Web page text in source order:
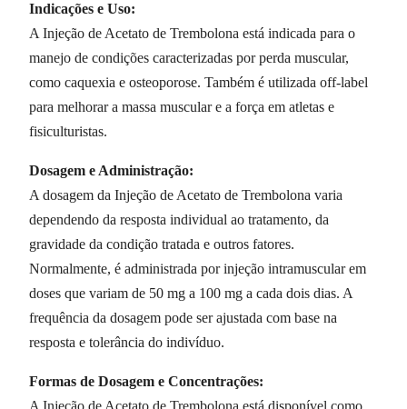
Indicações e Uso:
A Injeção de Acetato de Trembolona está indicada para o
manejo de condições caracterizadas por perda muscular,
como caquexia e osteoporose. Também é utilizada off-label
para melhorar a massa muscular e a força em atletas e
fisiculturistas.
Dosagem e Administração:
A dosagem da Injeção de Acetato de Trembolona varia
dependendo da resposta individual ao tratamento, da
gravidade da condição tratada e outros fatores.
Normalmente, é administrada por injeção intramuscular em
doses que variam de 50 mg a 100 mg a cada dois dias. A
frequência da dosagem pode ser ajustada com base na
resposta e tolerância do indivíduo.
Formas de Dosagem e Concentrações: